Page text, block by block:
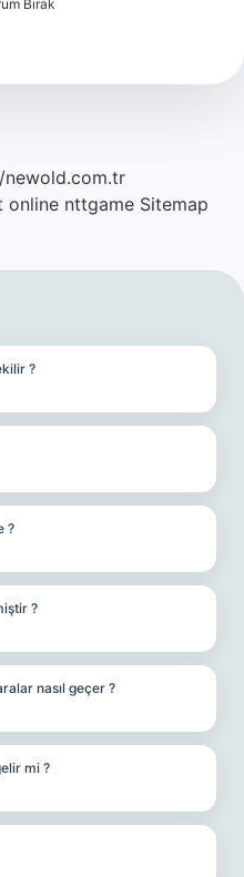
Bırak
online nttgame Sitemap
?
?
?
nasıl geçer ?
mi ?